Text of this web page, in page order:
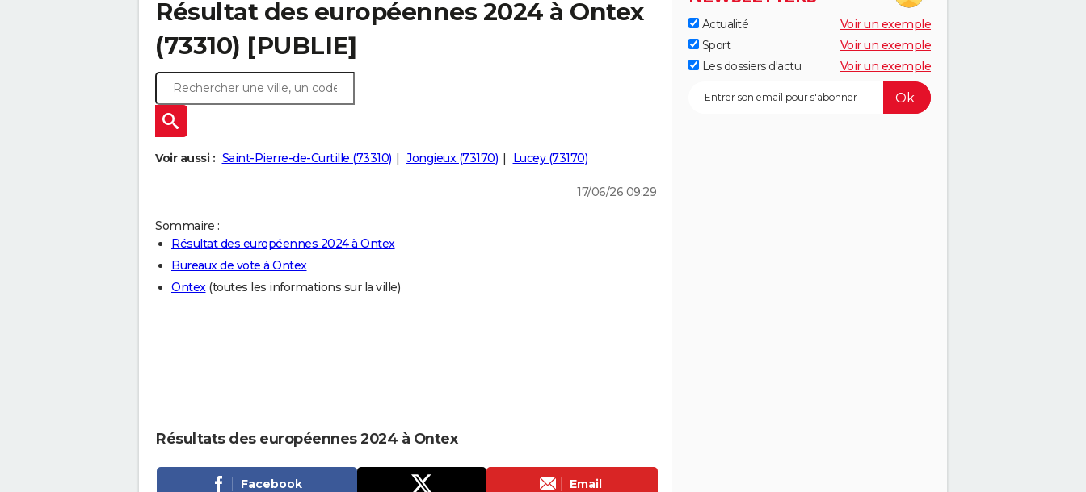
Résultat des européennes 2024 à Ontex
(73310) [PUBLIE]
Voir aussi : Saint-Pierre-de-Curtille (73310) Jongieux (73170) Lucey (73170)
17/06/26 09:29
Sommaire :
Résultat des européennes 2024 à Ontex
Bureaux de vote à Ontex
Ontex(toutes les informations sur la ville)
Résultats des européennes 2024 à Ontex
Facebook Email
Actualité
Voir un exemple
Sport
Voir un exemple
Les dossiers d'actu
Voir un exemple